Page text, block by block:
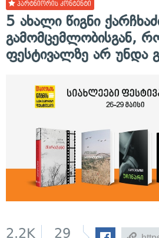
პარტნიორის კონტენტი
5 ახალი წიგნი
გამომცემლობისგან,
ფესტივალზე არ უნდა
2.2K 29